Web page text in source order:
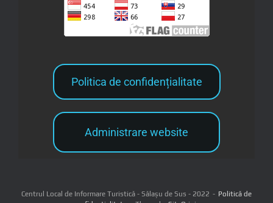
Politica de confidențialitate
Administrare website
Centrul Local de Informare Turistică - Sălașu de Sus - 2022
Politică de